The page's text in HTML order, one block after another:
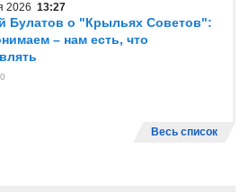
2026 13:27
Булатов о "Крыльях Советов":
– нам есть, что
Весь список